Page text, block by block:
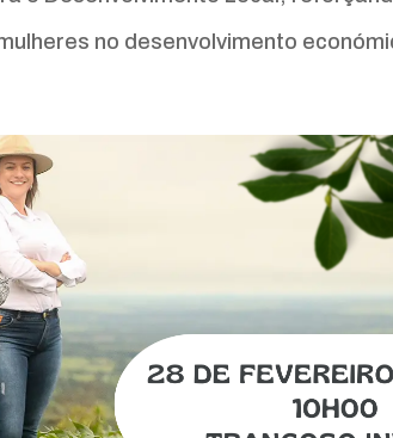
no desenvolvimento